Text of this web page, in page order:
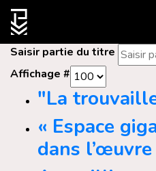
Saisir partie du titre
Affichage #
"La
« Espace
dans l’œuvre